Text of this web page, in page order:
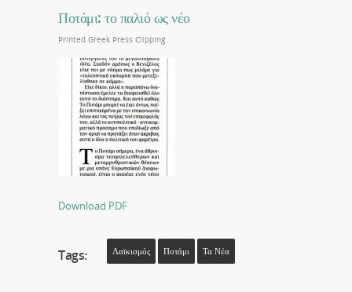
Ποτάμι: το παλιό ως νέο
Printed Greek Press Clipping
Download PDF
Tags: Λαϊκισμός Ποτάμι Τα Νέα